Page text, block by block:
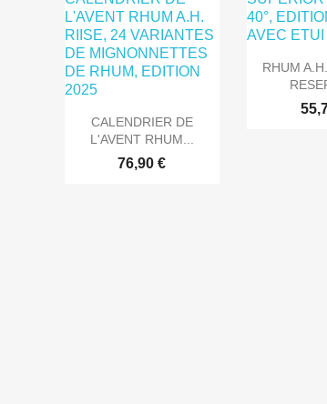
 Aperçu rapide
CALENDRIER DE
L'AVENT RHUM...
76,90 €

RHUM